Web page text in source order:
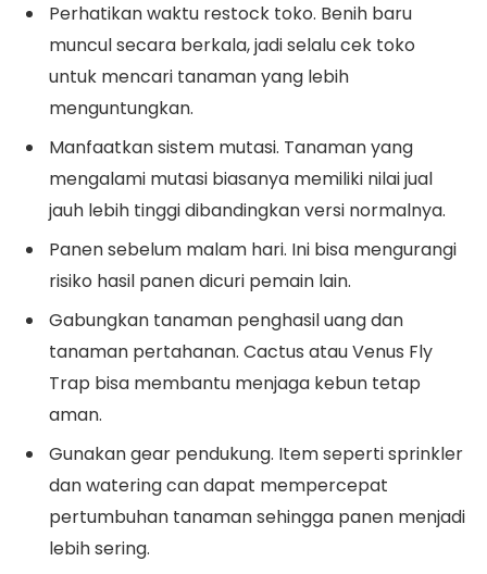
Perhatikan waktu restock toko. Benih baru
muncul secara berkala, jadi selalu cek toko
untuk mencari tanaman yang lebih
menguntungkan.
Manfaatkan sistem mutasi. Tanaman yang
mengalami mutasi biasanya memiliki nilai jual
jauh lebih tinggi dibandingkan versi normalnya.
Panen sebelum malam hari. Ini bisa mengurangi
risiko hasil panen dicuri pemain lain.
Gabungkan tanaman penghasil uang dan
tanaman pertahanan. Cactus atau Venus Fly
Trap bisa membantu menjaga kebun tetap
aman.
Gunakan gear pendukung. Item seperti sprinkler
dan watering can dapat mempercepat
pertumbuhan tanaman sehingga panen menjadi
lebih sering.